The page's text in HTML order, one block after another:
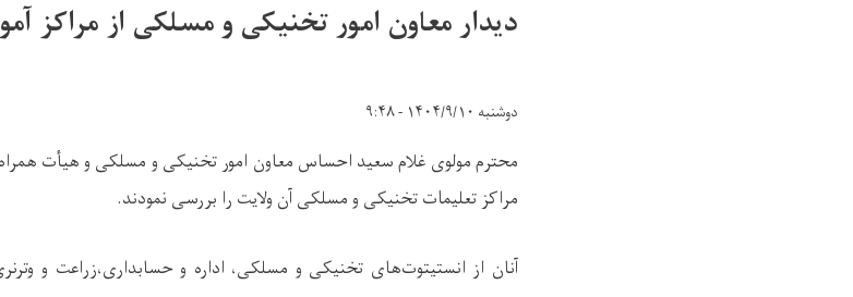
دیدار معاون امور تخنیکی و مسلکی از مراکز
دوشنبه ۱۴۰۴/۹/۱۰ - ۹:۴۸
محترم مولوی غلام سعید احساس معاون امور تخنیکی و مسلکی و هیأت
مراکز تعلیمات تخنیکی و مسلکی آن ولایت را بررسی نمودند.
آنان از انستیتوت‌های تخنیکی و مسلکی، اداره و حسابداری،زراعت و